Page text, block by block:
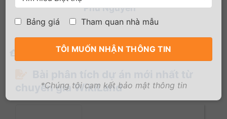
Phú Nguyễn
- Bất động sản - The Global City
chuyên gia WikiLand
Bảng giá Tham quan nhà mẫu
*Chúng tôi cam kết bảo mật thông tin